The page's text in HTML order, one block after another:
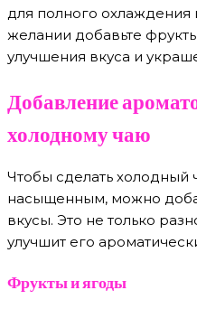
для полного
желании добавьте
улучшения вкуса и
Добавление
холодному чаю
Чтобы сделать холодный
насыщенным, можно
вкусы. Это не только
улучшит его
Фрукты и ягоды